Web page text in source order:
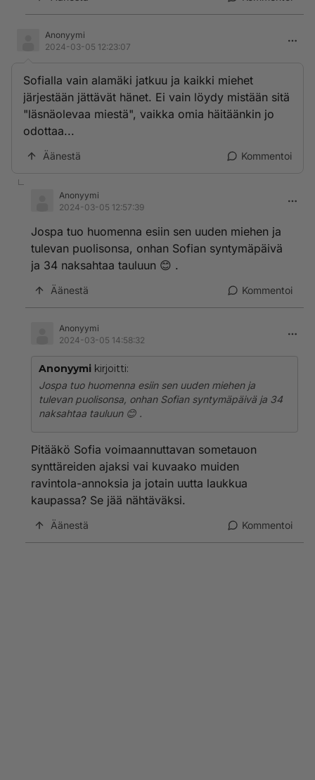
Anonyymi
2024-03-05 12:23:07
Sofialla vain alamäki jatkuu ja kaikki miehet
järjestään jättävät hänet. Ei vain löydy mistään sitä
"läsnäolevaa miestä", vaikka omia häitäänkin jo
odottaa...
Äänestä Kommentoi
Anonyymi
2024-03-05 12:57:39
Jospa tuo huomenna esiin sen uuden miehen ja
tulevan puolisonsa, onhan Sofian syntymäpäivä
ja 34 naksahtaa tauluun 😊 .
Äänestä Kommentoi
Anonyymi
2024-03-05 14:58:32
Anonyymi kirjoitti:
Jospa tuo huomenna esiin sen uuden miehen ja
tulevan puolisonsa, onhan Sofian syntymäpäivä ja 34
naksahtaa tauluun 😊 .
Pitääkö Sofia voimaannuttavan sometauon
synttäreiden ajaksi vai kuvaako muiden
ravintola-annoksia ja jotain uutta laukkua
kaupassa? Se jää nähtäväksi.
Äänestä Kommentoi